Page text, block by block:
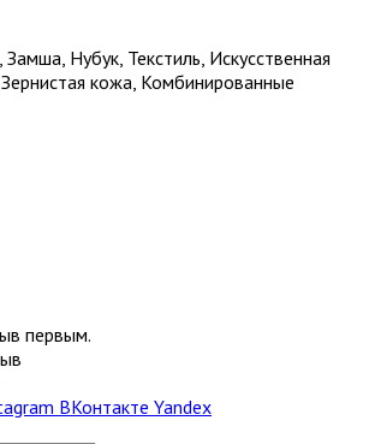
Замша, Нубук, Текстиль, Искусственная
кожа, Комбинированные
первым.
ВКонтакте Yandex